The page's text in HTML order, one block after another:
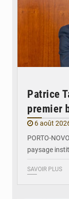
Patrice
premier
6 août
PORTO-
paysage
SAVOIR PLUS